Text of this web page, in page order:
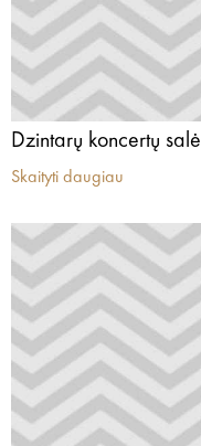
Dzintarų koncertų salė
Skaityti daugiau